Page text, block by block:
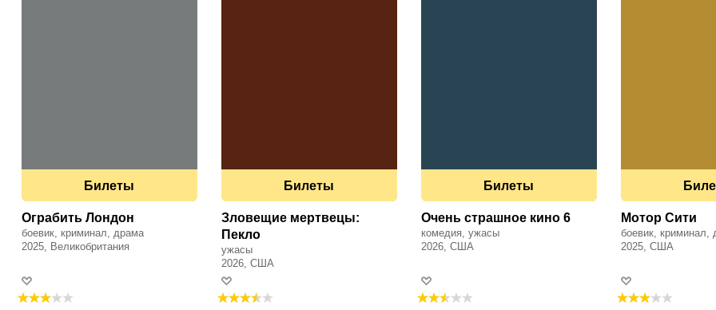
Ограбить Лондон
боевик, криминал, драма
2025, Великобритания
Билеты
Зловещие мертвецы:
Пекло
ужасы
2026, США
Билеты
Очень страшное кино 6
комедия, ужасы
2026, США
Билеты
Мотор Сити
боевик, криминал,
2025, США